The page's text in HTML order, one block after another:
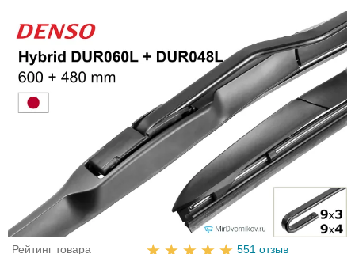
Рейтинг товара 551 отзыв